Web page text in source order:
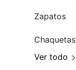
Zapatos
Chaquetas
Ver todo